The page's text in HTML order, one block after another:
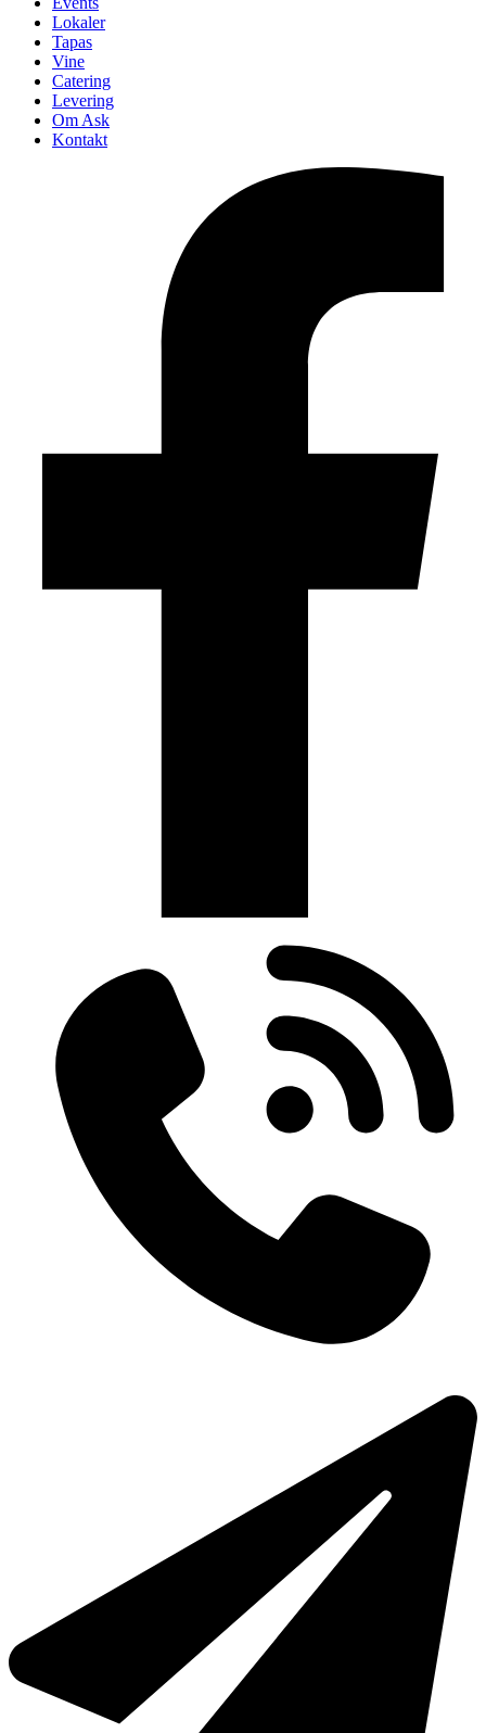
Lokaler
Tapas
Vine
Catering
Levering
Om Ask
Kontakt